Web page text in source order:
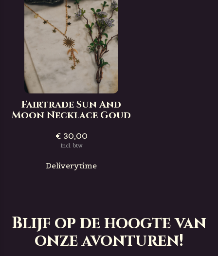
Fairtrade Sun And
Moon Necklace Goud
€ 30,00
Incl. btw
Deliverytime
Blijf op de hoogte van
onze avonturen!